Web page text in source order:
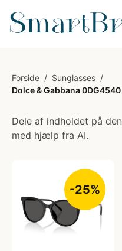
Forside / Sunglasses /
Dolce & Gabbana
Dele af indholdet på
med hjælp fra AI.
-25%